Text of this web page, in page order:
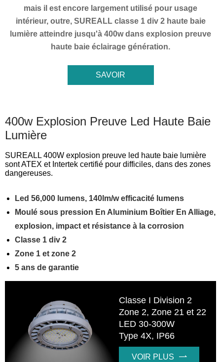
mais il est encore largement utilisé pour usage
intérieur, outre, SUREALL classe 1 div 2 haute baie
lumière atteindre jusqu'à 400w dans explosion preuve
haute baie éclairage génération.
SAVOIR
400w Explosion Preuve Led Haute Baie
Lumière
SUREALL 400W explosion preuve led haute baie lumière
sont ATEX et Intertek certifié pour difficiles, dans des zones
dangereuses.
Led 56,000 lumens, 140lm/w efficacité lumens
Moulé sous pression En Aluminium Boîtier En Alliage,
explosion, impact et résistance à la corrosion
Classe 1 div 2
Zone 1 et zone 2
5 ans de garantie
Classe I Division 2
Zone 2, Zone 21 et 22
LED 30-300W
Type 4X, IP66
VOIR PLUS 